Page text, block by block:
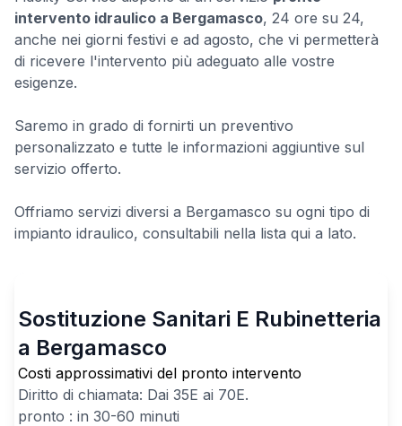
intervento idraulico a Bergamasco, 24 ore su 24,
anche nei giorni festivi e ad agosto, che vi permetterà
di ricevere l'intervento più adeguato alle vostre
esigenze.
Saremo in grado di fornirti un preventivo
personalizzato e tutte le informazioni aggiuntive sul
servizio offerto.
Offriamo servizi diversi a Bergamasco su ogni tipo di
impianto idraulico, consultabili nella lista qui a lato.
Sostituzione Sanitari E Rubinetteria
a Bergamasco
Costi approssimativi del pronto intervento
Diritto di chiamata: Dai 35E ai 70E.
pronto : in 30-60 minuti